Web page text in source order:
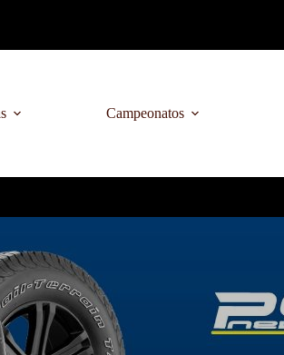
Campeonatos